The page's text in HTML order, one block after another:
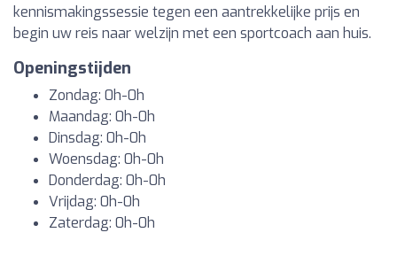
kennismakingssessie tegen een aantrekkelijke prijs en
begin uw reis naar welzijn met een sportcoach aan huis.
Openingstijden
Zondag: 0h-0h
Maandag: 0h-0h
Dinsdag: 0h-0h
Woensdag: 0h-0h
Donderdag: 0h-0h
Vrijdag: 0h-0h
Zaterdag: 0h-0h